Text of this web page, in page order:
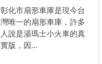
彰化市扇形車庫是現今台
灣唯一的扇形車庫，許多
人說是湯瑪士小火車的真
實版，因...